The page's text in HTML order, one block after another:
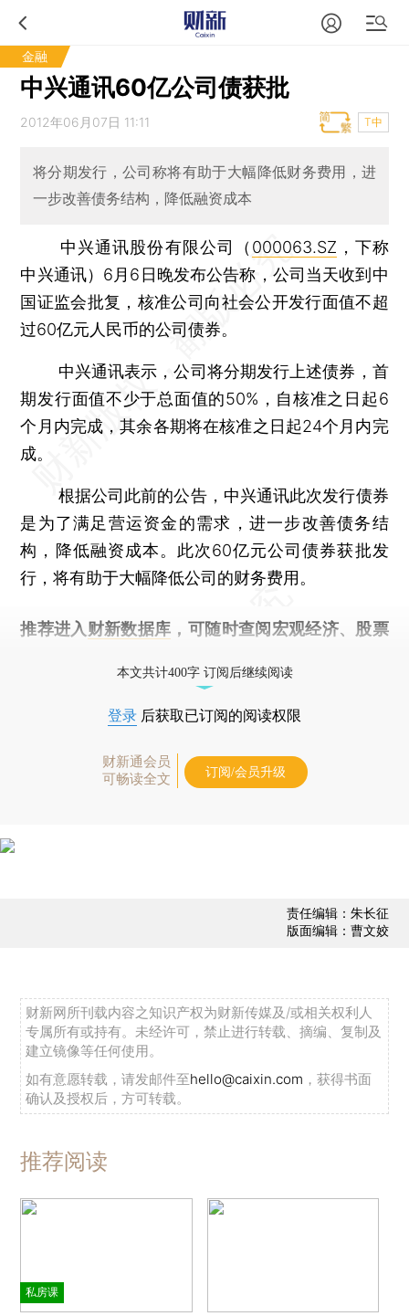
金融
中兴通讯60亿公司债获批
2012年06月07日 11:11 T中
将分期发行，公司称将有助于大幅降低财务费用，进
一步改善债务结构，降低融资成本
中兴通讯股份有限公司（ 000063.SZ ，下称
中兴通讯）6月6日晚发布公告称，公司当天收到中
国证监会批复，核准公司向社会公开发行面值不超
过60亿元人民币的公司债券。
中兴通讯表示，公司将分期发行上述债券，首
期发行面值不少于总面值的50%，自核准之日起6
个月内完成，其余各期将在核准之日起24个月内完
成。
根据公司此前的公告，中兴通讯此次发行债券
是为了满足营运资金的需求，进一步改善债务结
构，降低融资成本。此次60亿元公司债券获批发
行，将有助于大幅降低公司的财务费用。
推荐进入 财新数据库 ，可随时查阅宏观经济、股票
本文共计400字 订阅后继续阅读
登录 后获取已订阅的阅读权限
财新通会员
可畅读全文
订阅/会员升级
责任编辑：朱长征
版面编辑：曹文姣
财新网所刊载内容之知识产权为财新传媒及/或相关权利人
专属所有或持有。未经许可，禁止进行转载、摘编、复制及
建立镜像等任何使用。
如有意愿转载，请发邮件至hello@caixin.com ，获得书面
确认及授权后，方可转载。
推荐阅读
私房课